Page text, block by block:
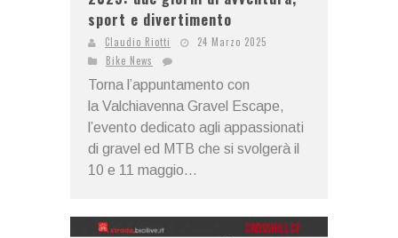
sport e divertimento
Claudio Riotti
24 Marzo 2025
Bike News
Torna l’appuntamento con
la Valchiavenna Gravel Escape,
l’evento dedicato agli appassionati
di gravel ed MTB che si svolgerà il
10 e 11 maggio...